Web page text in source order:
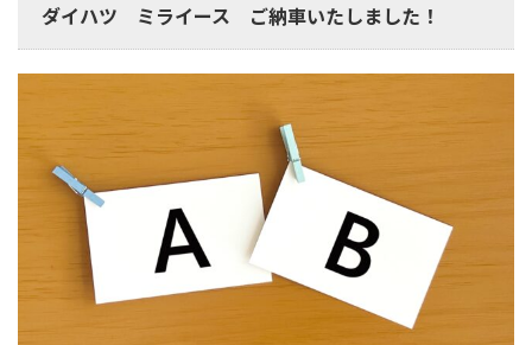
ダイハツ ミライース ご納車いたしました！